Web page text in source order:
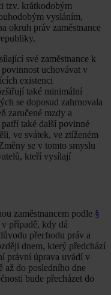
tzv. krátkodobým
vysláním,
okruh práv zaměstnance
své zaměstnance k
uchovávat v
existenci
také minimální
se doposud zahrnovala
zaručené mzdy a
také další povinné
ve svátek, ve ztíženém
se v tomto smyslu
kteří vysílají
zaměstnancem podle §
případě, kdy dá
přechodu práv a
dnem, který předchází
právní úprava uvádí v
až do posledního dne
bude přecházet do